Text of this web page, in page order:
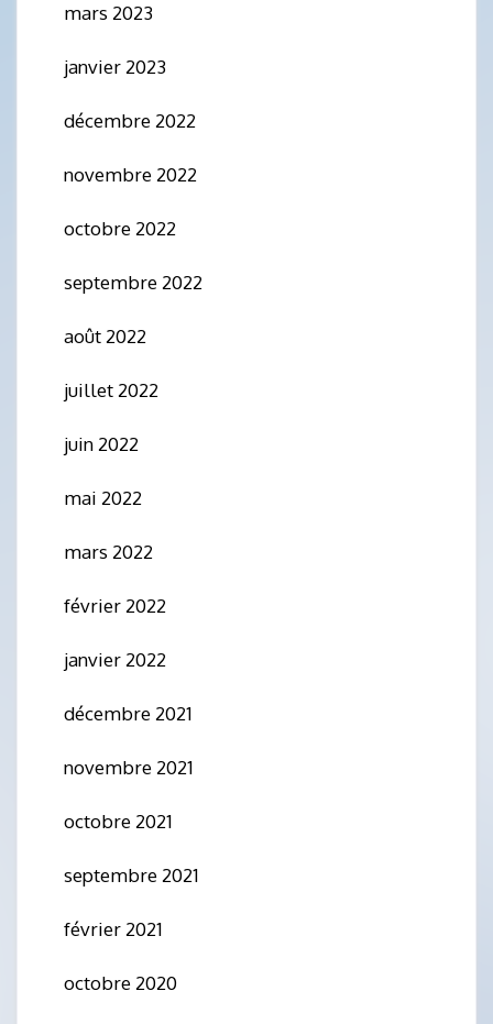
mars 2023
janvier 2023
décembre 2022
novembre 2022
octobre 2022
septembre 2022
août 2022
juillet 2022
juin 2022
mai 2022
mars 2022
février 2022
janvier 2022
décembre 2021
novembre 2021
octobre 2021
septembre 2021
février 2021
octobre 2020